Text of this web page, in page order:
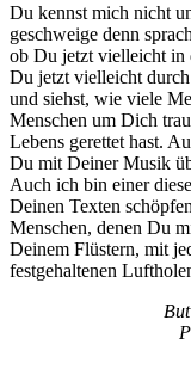
Du kennst mich nicht
geschweige denn
ob Du jetzt vielleicht in
Du jetzt vielleicht
und siehst, wie viele
Menschen um Dich
Lebens gerettet hast.
Du mit Deiner Musik
Auch ich bin einer
Deinen Texten
Menschen, denen Du
Deinem Flüstern, mit
festgehaltenen